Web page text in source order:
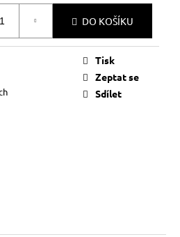
DO KOŠÍKU
Tisk
Zeptat se
Sdílet